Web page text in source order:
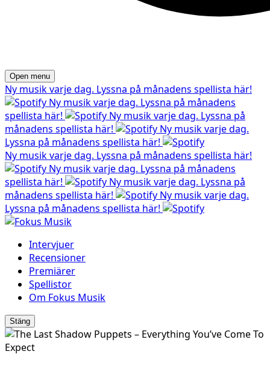
Open menu
Ny musik varje dag. Lyssna på månadens spellista här!
Ny musik varje dag. Lyssna på månadens
spellista här!
Ny musik varje dag. Lyssna på
månadens spellista här!
Ny musik varje dag.
Lyssna på månadens spellista här!
Ny musik varje dag. Lyssna på månadens spellista här!
Ny musik varje dag. Lyssna på månadens
spellista här!
Ny musik varje dag. Lyssna på
månadens spellista här!
Ny musik varje dag.
Lyssna på månadens spellista här!
Intervjuer
Recensioner
Premiärer
Spellistor
Om Fokus Musik
Stäng